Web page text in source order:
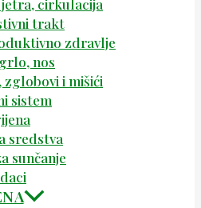
jetra, cirkulacija
trakt
zdravlje
nos
zglobovi i mišići
sistem
sredstva
sunčanje